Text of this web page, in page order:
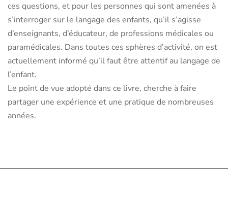
ces questions, et pour les personnes qui sont amenées à
s’interroger sur le langage des enfants, qu’il s’agisse
d’enseignants, d’éducateur, de professions médicales ou
paramédicales. Dans toutes ces sphères d’activité, on est
actuellement informé qu’il faut être attentif au langage de
l’enfant.
Le point de vue adopté dans ce livre, cherche à faire
partager une expérience et une pratique de nombreuses
années.